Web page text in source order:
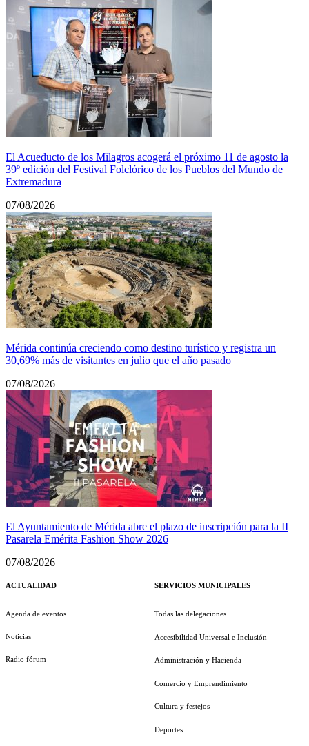
El Acueducto de los Milagros acogerá el próximo 11 de agosto la
39º edición del Festival Folclórico de los Pueblos del Mundo de
Extremadura
07/08/2026
Mérida continúa creciendo como destino turístico y registra un
30,69% más de visitantes en julio que el año pasado
07/08/2026
El Ayuntamiento de Mérida abre el plazo de inscripción para la II
Pasarela Emérita Fashion Show 2026
07/08/2026
ACTUALIDAD
Agenda de eventos
Noticias
Radio fórum
SERVICIOS MUNICIPALES
Todas las delegaciones
Accesibilidad Universal e Inclusión
Administración y Hacienda
Comercio y Emprendimiento
Cultura y festejos
Deportes